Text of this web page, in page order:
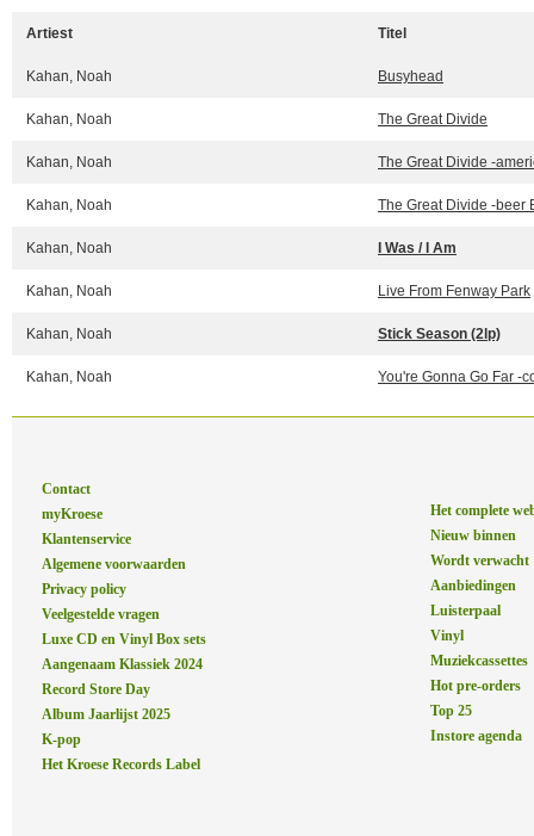
Artiest Titel
Kahan, Noah Busyhead
Kahan, Noah The Great Divide
Kahan, Noah The Great Divide -
Kahan, Noah The Great Divide -beer
Kahan, Noah I Was / I Am
Kahan, Noah Live From Fenway Park
Kahan, Noah Stick Season (2lp)
Kahan, Noah You're Gonna Go Far -
Contact
myKroese
Klantenservice
Algemene voorwaarden
Privacy policy
Veelgestelde vragen
Luxe CD en Vinyl Box sets
Aangenaam Klassiek 2024
Record Store Day
Album Jaarlijst 2025
K-pop
Het Kroese Records Label
Het complete
Nieuw binnen
Wordt verwacht
Aanbiedingen
Luisterpaal
Vinyl
Muziekcassettes
Hot pre-orders
Top 25
Instore agenda